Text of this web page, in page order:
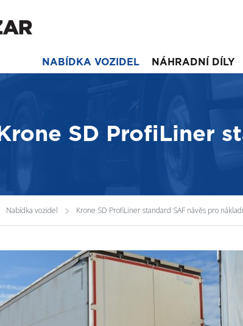
NABÍDKA VOZIDEL NÁHRADNÍ DÍLY
Krone SD ProfiLiner
Nabídka vozidel Krone SD ProfiLiner standard SAF návěs pro